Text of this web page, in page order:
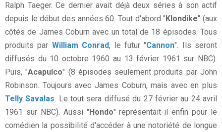
Ralph Taeger. Ce dernier avait déjà deux séries à son actif
depuis le début des années 60. Tout d'abord "Klondike" (aux
côtés de James Coburn avec un total de 18 épisodes. Tous
produits par William Conrad, le futur "Cannon". Ils seront
diffusés du 10 octobre 1960 au 13 février 1961 sur NBC).
Puis, "Acapulco" (8 épisodes seulement produits par John
Robinson. Toujours avec James Coburn, mais avec en plus
Telly Savalas . Le tout sera diffusé du 27 février au 24 avril
1961 sur NBC). Aussi "Hondo" représentait-il enfin pour le
comédien la possibilité d'accéder à une notoriété de longue